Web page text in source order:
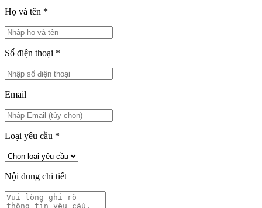
Họ và tên *
Số điện thoại *
Email
Loại yêu cầu *
Nội dung chi tiết